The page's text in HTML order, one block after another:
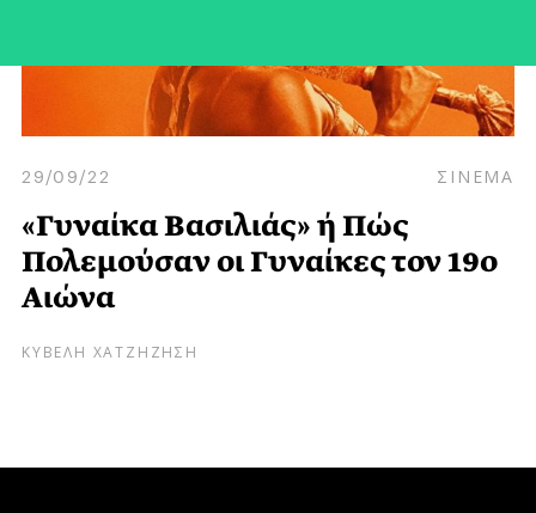
29/09/22 ΣΙΝΕΜΑ
«Γυναίκα Βασιλιάς» ή Πώς
Πολεμούσαν οι Γυναίκες τον 19ο
Αιώνα
ΚΥΒΕΛΗ ΧΑΤΖΗΖΗΣΗ